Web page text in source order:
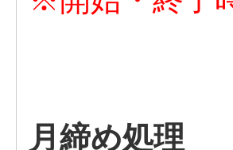
月締め処理